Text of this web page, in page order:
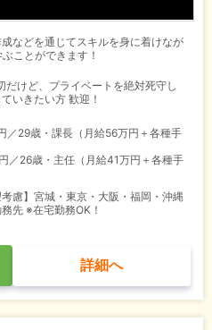
などを通じてスキルを身に着けなが
ことができます！
だけど、プライベートを絶対死守し
いきたい方 歓迎！
／29歳・課長（月給56万円＋各種手
／26歳・主任（月給41万円＋各種手
考慮】宮城・東京・大阪・福岡・沖縄
先 ※在宅勤務OK！
詳細へ